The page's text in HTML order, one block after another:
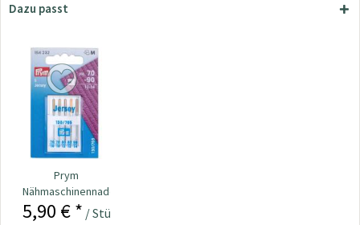
Dazu passt
Prym
Nähmaschinennadeln
130/705 Jersey
5,90 € * / Stück